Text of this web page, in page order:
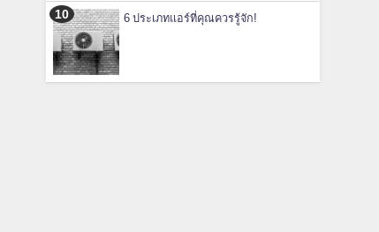
6 ประเภทแอร์ที่คุณควรรู้จัก!